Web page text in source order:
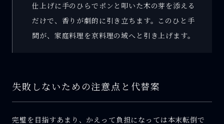
仕上げに手のひらでポンと叩いた木の芽を添える
だけで、香りが劇的に引き立ちます。このひと手
間が、家庭料理を京料理の域へと引き上げます。
失敗しないための注意点と代替案
完璧を目指すあまり、かえって負担になっては本末転倒で